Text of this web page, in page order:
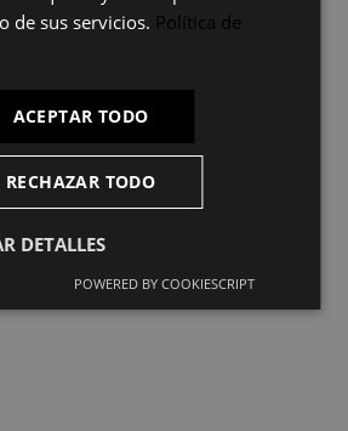
de sus servicios. Política de
ACEPTAR TODO
RECHAZAR TODO
DETALLES
POWERED BY COOKIESCRIPT